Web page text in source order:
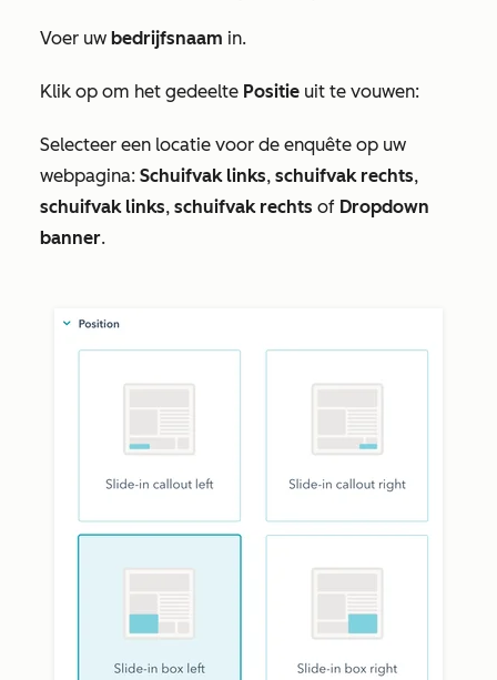
Voer uw bedrijfsnaam in.
Klik op om het gedeelte Positie uit te vouwen:
Selecteer een locatie voor de enquête op uw
webpagina: Schuifvak links, schuifvak rechts,
schuifvak links, schuifvak rechts of Dropdown
banner.